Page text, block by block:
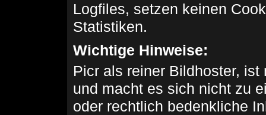
Logfiles, setzen keinen
Statistiken.
Wichtige Hinweise:
Picr als reiner Bildhoster,
und macht es sich nicht zu
oder rechtlich bedenkliche